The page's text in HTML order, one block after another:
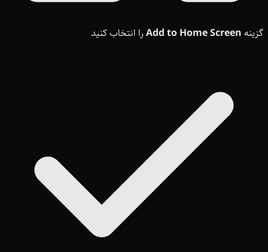
گزینه Add to Home Screenرا انتخاب کنید